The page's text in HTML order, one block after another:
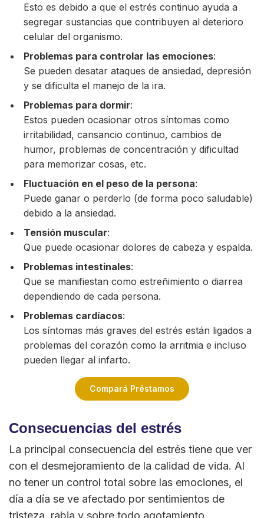
Esto es debido a que el estrés continuo ayuda a
segregar sustancias que contribuyen al deterioro
celular del organismo.
Problemas para controlar las emociones:
Se pueden desatar ataques de ansiedad, depresión
y se dificulta el manejo de la ira.
Problemas para dormir:
Estos pueden ocasionar otros síntomas como
irritabilidad, cansancio continuo, cambios de
humor, problemas de concentración y dificultad
para memorizar cosas, etc.
Fluctuación en el peso de la persona:
Puede ganar o perderlo (de forma poco saludable)
debido a la ansiedad.
Tensión muscular:
Que puede ocasionar dolores de cabeza y espalda.
Problemas intestinales:
Que se manifiestan como estreñimiento o diarrea
dependiendo de cada persona.
Problemas cardíacos:
Los síntomas más graves del estrés están ligados a
problemas del corazón como la arritmia e incluso
pueden llegar al infarto.
Compará Préstamos
Consecuencias del estrés
La principal consecuencia del estrés tiene que ver
con el desmejoramiento de la calidad de vida. Al
no tener un control total sobre las emociones, el
día a día se ve afectado por sentimientos de
tristeza, rabia y sobre todo agotamiento.